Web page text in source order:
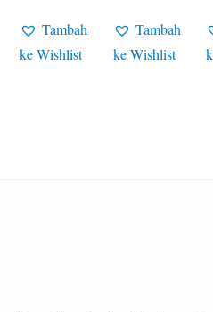
Tambah
ke Wishlist
Tambah
ke Wishlist